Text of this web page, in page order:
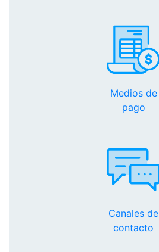
Medios de
pago
Canales de
contacto